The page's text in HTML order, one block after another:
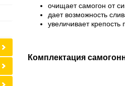
очищает самогон от
дает возможность
увеличивает крепость
Комплектация